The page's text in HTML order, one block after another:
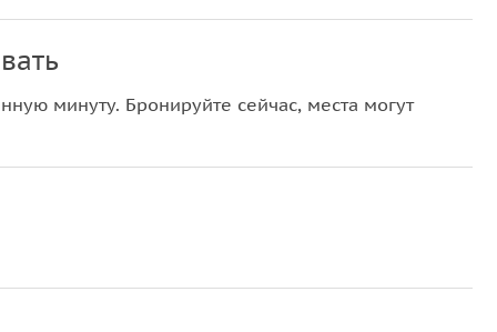
минуту. Бронируйте сейчас, места могут